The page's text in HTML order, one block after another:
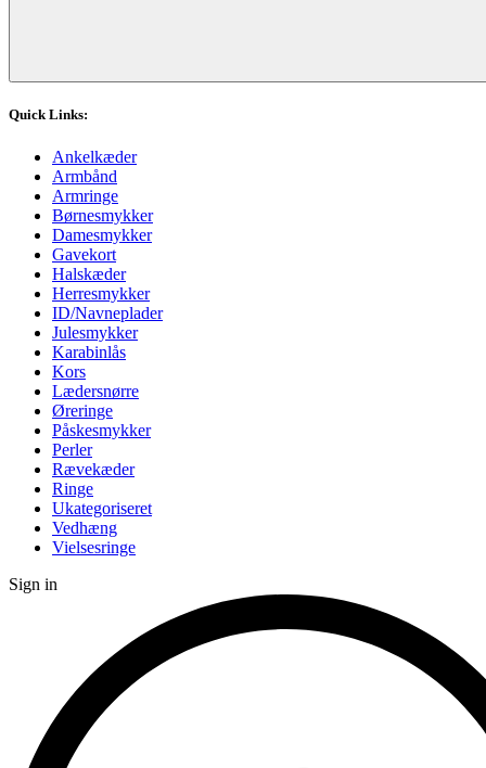
Quick Links:
Ankelkæder
Armbånd
Armringe
Børnesmykker
Damesmykker
Gavekort
Halskæder
Herresmykker
ID/Navneplader
Julesmykker
Karabinlås
Kors
Lædersnørre
Øreringe
Påskesmykker
Perler
Rævekæder
Ringe
Ukategoriseret
Vedhæng
Vielsesringe
Sign in